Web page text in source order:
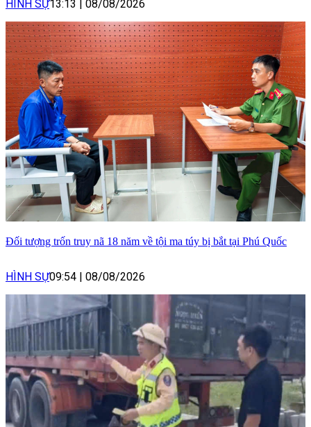
HÌNH SỰ13:13 08/08/2026
Đối tượng trốn truy nã 18 năm về tội ma túy bị bắt tại Phú Quốc
HÌNH SỰ09:54 08/08/2026